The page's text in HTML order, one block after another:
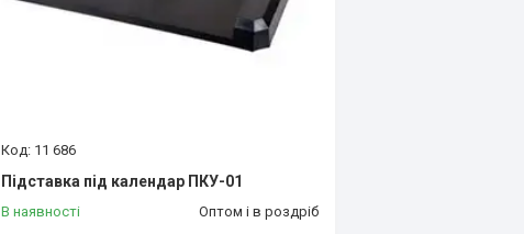
11 686
Підставка під календар ПКУ-01
В наявності Оптом і в роздріб